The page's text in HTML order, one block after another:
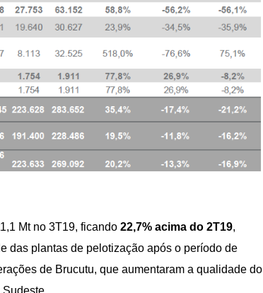
Mt no 3T19, ficando 22,7% acima do 2T19,
das plantas de pelotização após o período de
de Brucutu, que aumentaram a qualidade do